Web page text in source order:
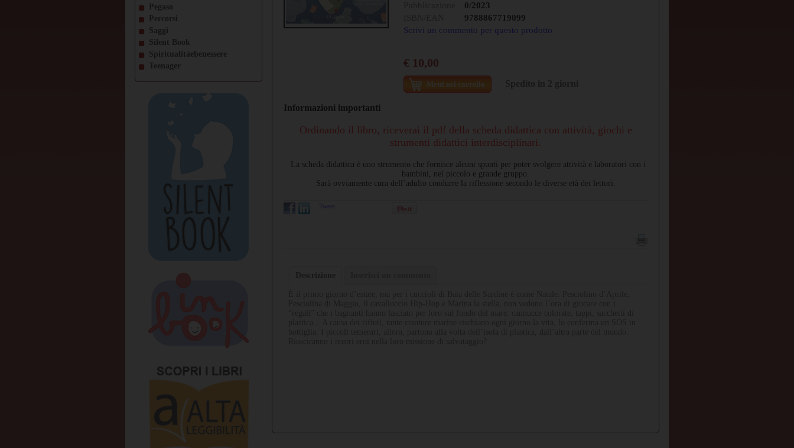
Pegaso
Percorsi
Saggi
Silent Book
Spiritualitàebenessere
Teenager
0/2023
9788867719099
Scrivi un commento per questo prodotto
€ 10,00
Metti nel carrello
Informazioni importanti
Ordinando il libro, riceverai il pdf della scheda didattica con attività, giochi e
strumenti didattici interdisciplinari.
La scheda didattica è uno strumento che fornisce alcuni spunti per poter svolgere attività e laboratori con i
bambini, nel piccolo e grande gruppo.
Sarà ovviamente cura dell’adulto condurre la riflessione secondo le diverse età dei lettori.
Tweet